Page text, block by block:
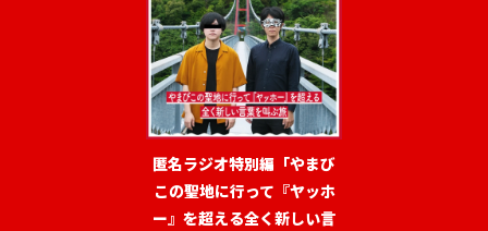
匿名ラジオ特別編「やまび
この聖地に行って『ヤッホ
ー』を超える全く新しい言